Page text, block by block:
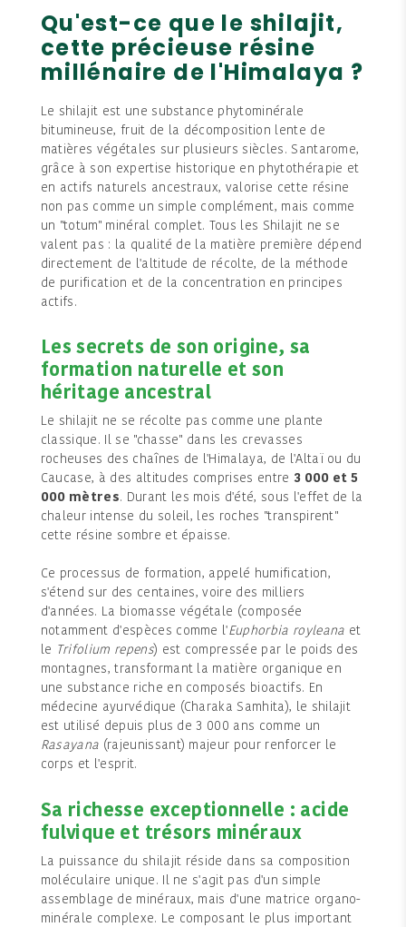
Qu'est-ce que le shilajit,
cette précieuse résine
millénaire de l'Himalaya ?
Le shilajit est une substance phytominérale
bitumineuse, fruit de la décomposition lente de
matières végétales sur plusieurs siècles. Santarome,
grâce à son expertise historique en phytothérapie et
en actifs naturels ancestraux, valorise cette résine
non pas comme un simple complément, mais comme
un "totum" minéral complet. Tous les Shilajit ne se
valent pas : la qualité de la matière première dépend
directement de l'altitude de récolte, de la méthode
de purification et de la concentration en principes
actifs.
Les secrets de son origine, sa
formation naturelle et son
héritage ancestral
Le shilajit ne se récolte pas comme une plante
classique. Il se "chasse" dans les crevasses
rocheuses des chaînes de l'Himalaya, de l'Altaï ou du
Caucase, à des altitudes comprises entre 3 000 et 5
000 mètres. Durant les mois d'été, sous l'effet de la
chaleur intense du soleil, les roches "transpirent"
cette résine sombre et épaisse.
Ce processus de formation, appelé humification,
s'étend sur des centaines, voire des milliers
d'années. La biomasse végétale (composée
notamment d'espèces comme l'Euphorbia royleana et
le Trifolium repens) est compressée par le poids des
montagnes, transformant la matière organique en
une substance riche en composés bioactifs. En
médecine ayurvédique (Charaka Samhita), le shilajit
est utilisé depuis plus de 3 000 ans comme un
Rasayana (rajeunissant) majeur pour renforcer le
corps et l'esprit.
Sa richesse exceptionnelle : acide
fulvique et trésors minéraux
La puissance du shilajit réside dans sa composition
moléculaire unique. Il ne s'agit pas d'un simple
assemblage de minéraux, mais d'une matrice organo-
minérale complexe. Le composant le plus important